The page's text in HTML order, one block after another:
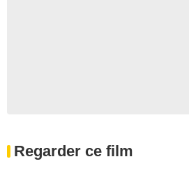
Regarder ce film